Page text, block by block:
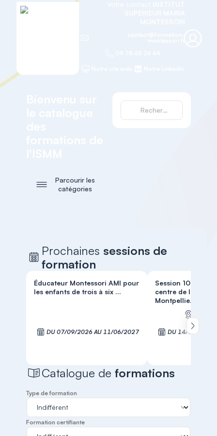
Parcourir les
catégories
Prochaines sessions de
formation
Éducateur Montessori AMI pour
les enfants de trois à six ...
DU 07/09/2026 AU 11/06/2027
Session 100%
centre de l'ISMM
Montpellie...
DU 14/09/2026
Défiler
Catalogue deformations
Type de formation
Formation certifiante